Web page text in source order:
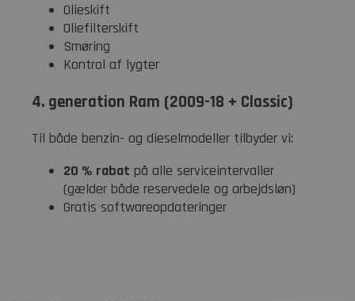
Olieskift
Oliefilterskift
Smøring
Kontrol af lygter
4. generation Ram (2009-18 + Classic)
Til både benzin- og dieselmodeller tilbyder vi:
20 % rabat på alle serviceintervaller
(gælder både reservedele og arbejdsløn)
Gratis softwareopdateringer